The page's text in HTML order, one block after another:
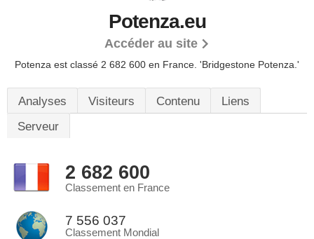
Potenza.eu
Accéder au site
Potenza est classé 2 682 600 en France. 'Bridgestone Potenza.'
Analyses Visiteurs Contenu
Liens
Serveur
2 682 600
Classement en France
7 556 037
Classement Mondial